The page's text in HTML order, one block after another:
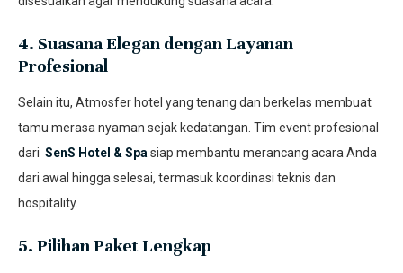
4. Suasana Elegan dengan Layanan
Profesional
Selain itu, Atmosfer hotel yang tenang dan berkelas membuat
tamu merasa nyaman sejak kedatangan. Tim event profesional
dari SenS Hotel & Spa siap membantu merancang acara Anda
dari awal hingga selesai, termasuk koordinasi teknis dan
hospitality.
5. Pilihan Paket Lengkap